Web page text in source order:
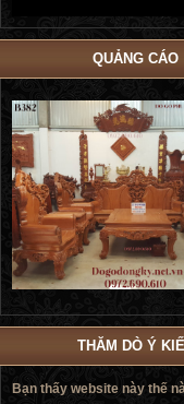
Bộ Giường Ngủ Tủ Áo
| Đồ Gỗ Phú Hải
QUẢNG CÁO
THĂM DÒ Ý
Bạn thấy website này thế